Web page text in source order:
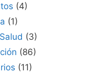
(4)
(1)
(3)
(86)
(11)